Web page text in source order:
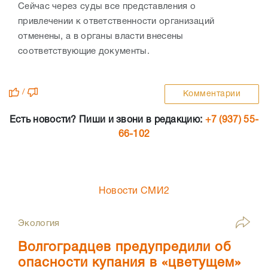
Сейчас через суды все представления о
привлечении к ответственности организаций
отменены, а в органы власти внесены
соответствующие документы.
/ Комментарии
Есть новости? Пиши и звони в редакцию: +7 (937) 55-
66-102
Новости СМИ2
Экология
Волгоградцев предупредили об
опасности купания в «цветущем»